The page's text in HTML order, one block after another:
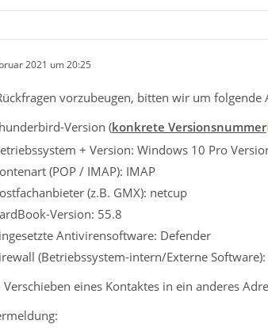
2021 um 20:25
vorzubeugen, bitten wir um folgende
Version (konkrete Versionsnummer
+ Version: Windows 10 Pro
(POP / IMAP): IMAP
(z.B. GMX): netcup
Version: 55.8
Antivirensoftware: Defender
(Betriebssystem-intern/Externe
Verschieben eines Kontaktes in ein anderes